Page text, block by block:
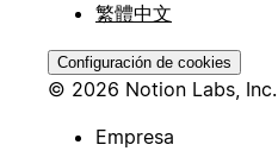
繁體中文
Configuración de cookies
© 2026 Notion Labs, Inc.
Empresa